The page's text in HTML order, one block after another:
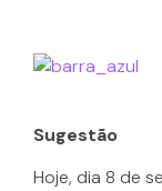
Sugestão
Hoje, dia 8 de